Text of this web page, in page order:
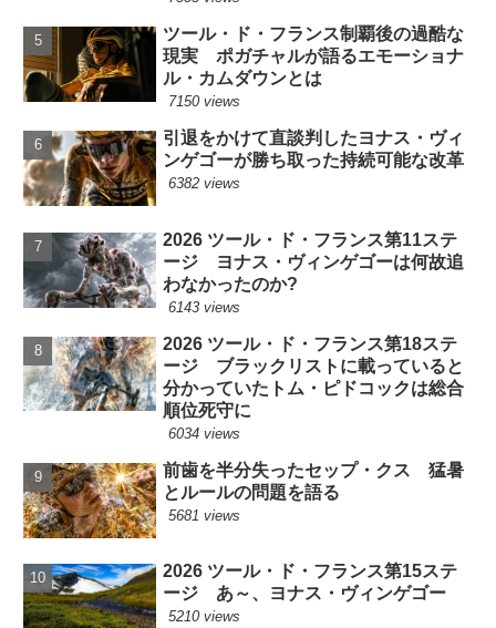
ツール・ド・フランス制覇後の過酷な
現実 ポガチャルが語るエモーショナ
ル・カムダウンとは
7150 views
引退をかけて直談判したヨナス・ヴィ
ンゲゴーが勝ち取った持続可能な改革
6382 views
2026 ツール・ド・フランス第11ステ
ージ ヨナス・ヴィンゲゴーは何故追
わなかったのか?
6143 views
2026 ツール・ド・フランス第18ステ
ージ ブラックリストに載っていると
分かっていたトム・ピドコックは総合
順位死守に
6034 views
前歯を半分失ったセップ・クス 猛暑
とルールの問題を語る
5681 views
2026 ツール・ド・フランス第15ステ
ージ あ～、ヨナス・ヴィンゲゴー
5210 views